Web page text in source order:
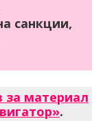
санкции,
за материал
.